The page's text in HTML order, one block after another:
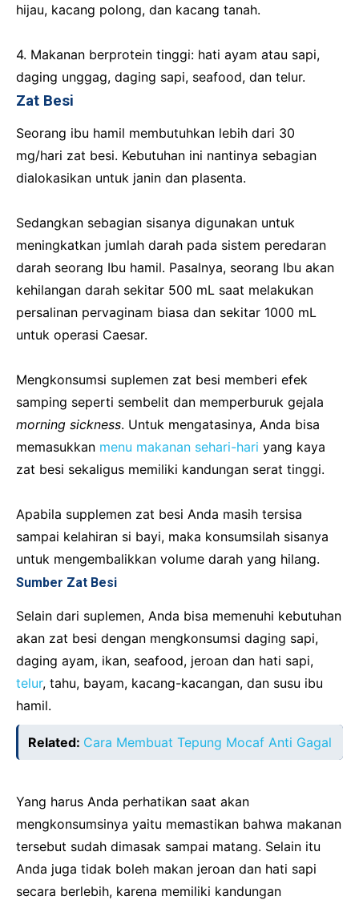
hijau, kacang polong, dan kacang tanah.
4. Makanan berprotein tinggi: hati ayam atau sapi,
daging unggag, daging sapi, seafood, dan telur.
Zat Besi
Seorang ibu hamil membutuhkan lebih dari 30
mg/hari zat besi. Kebutuhan ini nantinya sebagian
dialokasikan untuk janin dan plasenta.
Sedangkan sebagian sisanya digunakan untuk
meningkatkan jumlah darah pada sistem peredaran
darah seorang Ibu hamil. Pasalnya, seorang Ibu akan
kehilangan darah sekitar 500 mL saat melakukan
persalinan pervaginam biasa dan sekitar 1000 mL
untuk operasi Caesar.
Mengkonsumsi suplemen zat besi memberi efek
samping seperti sembelit dan memperburuk gejala
morning sickness. Untuk mengatasinya, Anda bisa
memasukkan menu makanan sehari-hari yang kaya
zat besi sekaligus memiliki kandungan serat tinggi.
Apabila supplemen zat besi Anda masih tersisa
sampai kelahiran si bayi, maka konsumsilah sisanya
untuk mengembalikkan volume darah yang hilang.
Sumber Zat Besi
Selain dari suplemen, Anda bisa memenuhi kebutuhan
akan zat besi dengan mengkonsumsi daging sapi,
daging ayam, ikan, seafood, jeroan dan hati sapi,
telur, tahu, bayam, kacang-kacangan, dan susu ibu
hamil.
Related: Cara Membuat Tepung Mocaf Anti Gagal
Yang harus Anda perhatikan saat akan
mengkonsumsinya yaitu memastikan bahwa makanan
tersebut sudah dimasak sampai matang. Selain itu
Anda juga tidak boleh makan jeroan dan hati sapi
secara berlebih, karena memiliki kandungan